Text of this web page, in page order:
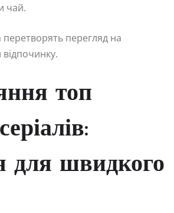
чай.
перетворять перегляд на
топ
для швидкого